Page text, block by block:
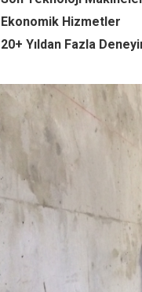
Ekonomik Hizmetler
20+ Yıldan Fazla